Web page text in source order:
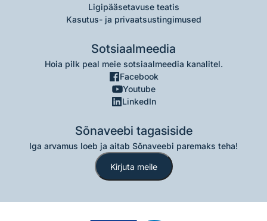
Ligipääsetavuse teatis
Kasutus- ja privaatsustingimused
Sotsiaalmeedia
Hoia pilk peal meie sotsiaalmeedia kanalitel.
Facebook
Youtube
LinkedIn
Sõnaveebi tagasiside
Iga arvamus loeb ja aitab Sõnaveebi paremaks teha!
Kirjuta meile